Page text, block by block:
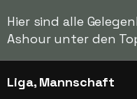
Hier sind alle
Ashour unter den
Liga, Mannschaft